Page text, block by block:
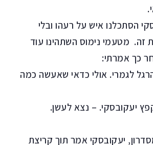
הסתכלנו איש על רעהו ובלי
זה. מטעמי נימוס השתהינו עוד
כך אמרתי:
לגמרי. אולי כדאי שאעשה כמה
יעקובסקי. – נצא לעשן.
יעקובסקי אמר תוך קריצת